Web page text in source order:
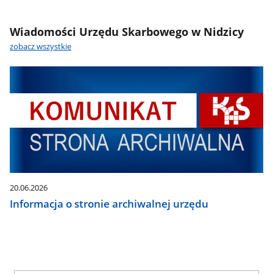
Wiadomości Urzędu Skarbowego w Nidzicy
zobacz wszystkie
20.06.2026
Informacja o stronie archiwalnej urzędu